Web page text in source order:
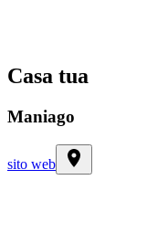
Casa tua
Maniago
sito web